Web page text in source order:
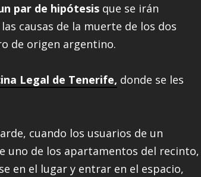
par de hipótesis que se irán
causas de la muerte de los dos
de origen argentino.
Legal de Tenerife, donde se les
cuando los usuarios de un
uno de los apartamentos del recinto,
en el lugar y entrar en el espacio,